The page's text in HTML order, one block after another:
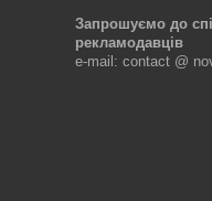
Запрошуємо до
рекламодавців
e-mail: contact @